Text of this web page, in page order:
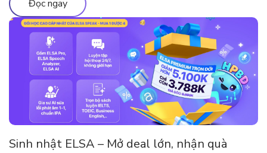
Đọc ngay
Sinh nhật ELSA – Mở deal lớn, nhận quà